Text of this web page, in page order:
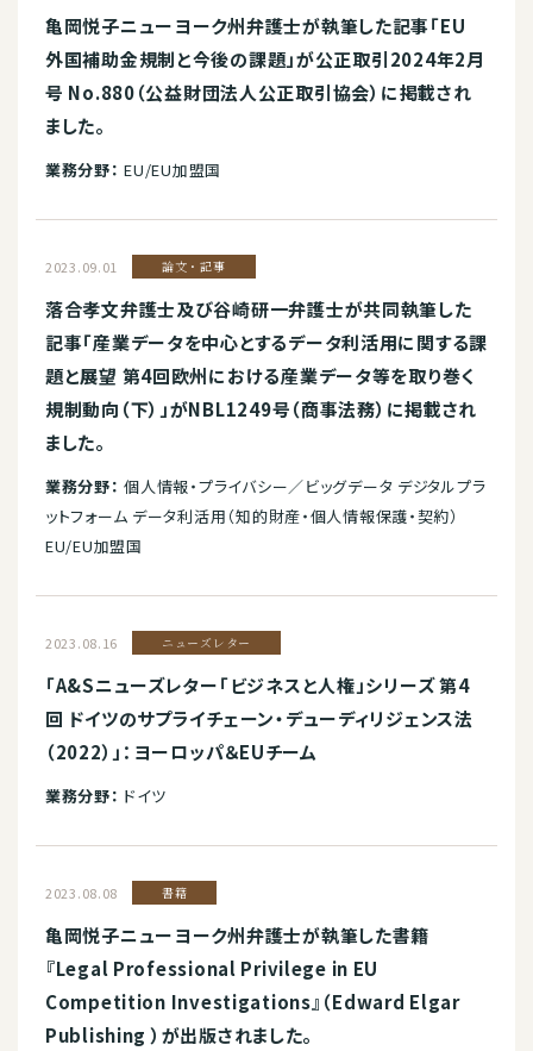
亀岡悦子ニューヨーク州弁護士が執筆した記事「EU
外国補助金規制と今後の課題」が公正取引2024年2月
号 No.880（公益財団法人公正取引協会）に掲載され
ました。
業務分野： EU/EU加盟国
2023.09.01 論文・記事
落合孝文弁護士及び谷崎研一弁護士が共同執筆した
記事「産業データを中心とするデータ利活用に関する課
題と展望 第4回欧州における産業データ等を取り巻く
規制動向（下）」がNBL1249号（商事法務）に掲載され
ました。
業務分野： 個人情報・プライバシー／ビッグデータ デジタルプラ
ットフォーム データ利活用（知的財産・個人情報保護・契約）
EU/EU加盟国
2023.08.16 ニューズレター
「A&Sニューズレター「ビジネスと人権」シリーズ 第4
回 ドイツのサプライチェーン・デューディリジェンス法
（2022）」：ヨーロッパ＆EUチーム
業務分野： ドイツ
2023.08.08 書籍
亀岡悦子ニューヨーク州弁護士が執筆した書籍
『Legal Professional Privilege in EU
Competition Investigations』（Edward Elgar
Publishing ）が出版されました。